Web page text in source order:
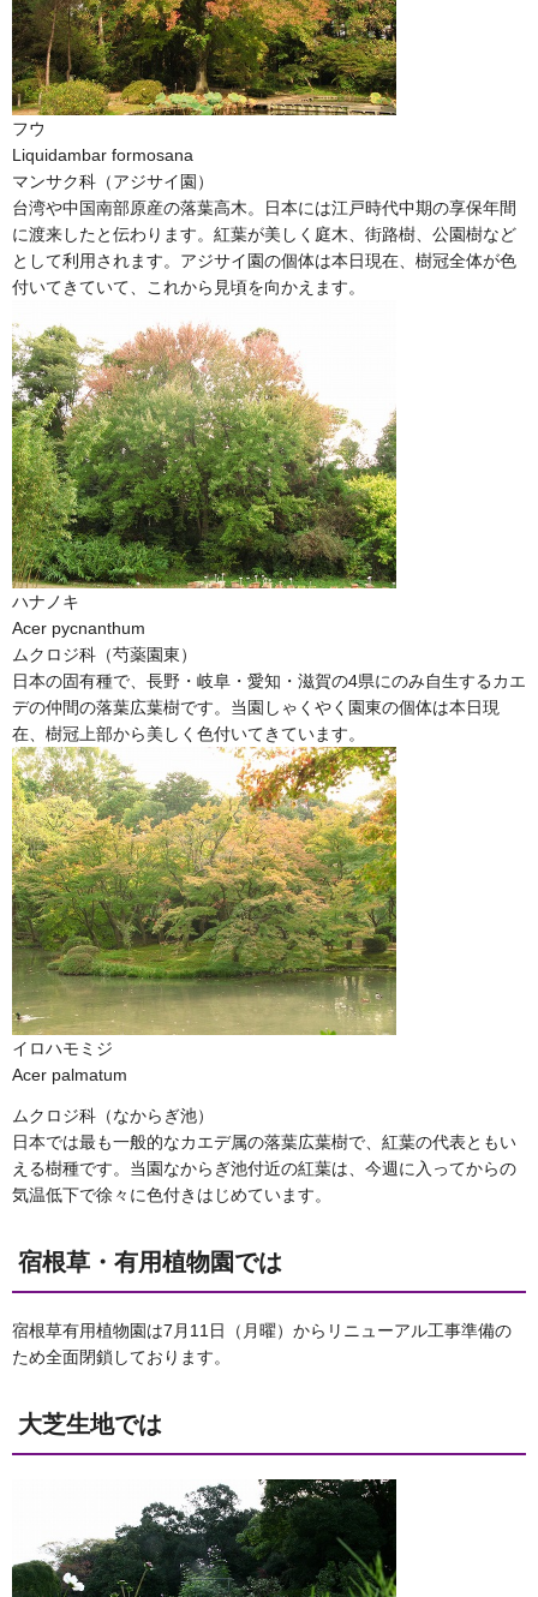
フウ
Liquidambar formosana
マンサク科（アジサイ園）
台湾や中国南部原産の落葉高木。日本には江戸時代中期の享保年間
に渡来したと伝わります。紅葉が美しく庭木、街路樹、公園樹など
として利用されます。アジサイ園の個体は本日現在、樹冠全体が色
付いてきていて、これから見頃を向かえます。
ハナノキ
Acer pycnanthum
ムクロジ科（芍薬園東）
日本の固有種で、長野・岐阜・愛知・滋賀の4県にのみ自生するカエ
デの仲間の落葉広葉樹です。当園しゃくやく園東の個体は本日現
在、樹冠上部から美しく色付いてきています。
イロハモミジ
Acer palmatum
ムクロジ科（なからぎ池）
日本では最も一般的なカエデ属の落葉広葉樹で、紅葉の代表ともい
える樹種です。当園なからぎ池付近の紅葉は、今週に入ってからの
気温低下で徐々に色付きはじめています。
宿根草・有用植物園では
宿根草有用植物園は7月11日（月曜）からリニューアル工事準備の
ため全面閉鎖しております。
大芝生地では